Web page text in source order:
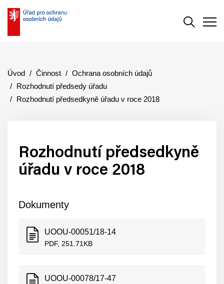
Úvod Činnost
Ochrana osobních údajů
Rozhodnutí předsedy úřadu
Rozhodnutí předsedkyně úřadu v roce 2018
Rozhodnutí předsedkyně
úřadu v roce 2018
Dokumenty
UOOU-00051/18-14
PDF, 251.71KB
UOOU-00078/17-47